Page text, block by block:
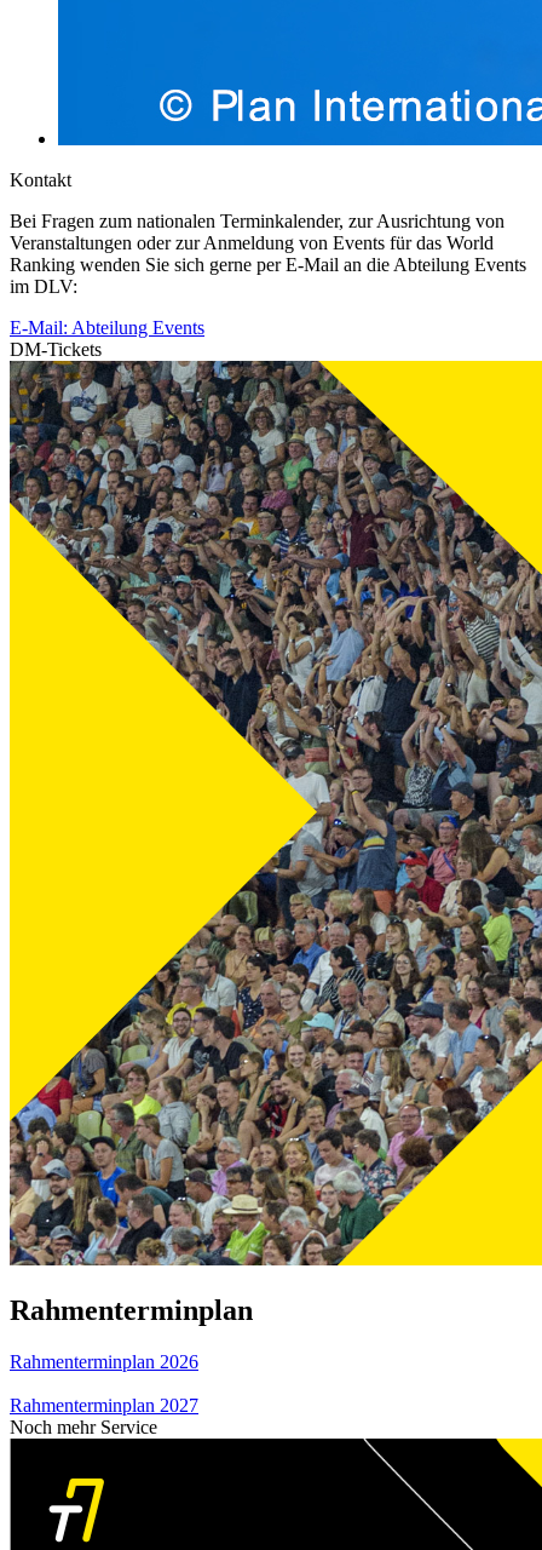
Kontakt
Bei Fragen zum nationalen Terminkalender, zur Ausrichtung von
Veranstaltungen oder zur Anmeldung von Events für das World
Ranking wenden Sie sich gerne per E-Mail an die Abteilung Events
im DLV:
E-Mail: Abteilung Events
DM-Tickets
Rahmenterminplan
Rahmenterminplan 2026
Rahmenterminplan 2027
Noch mehr Service